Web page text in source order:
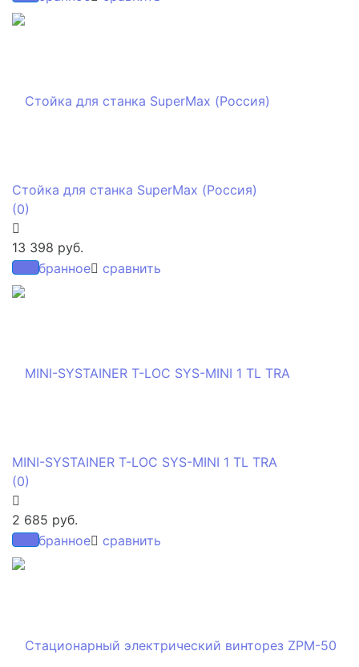
избранное сравнить
Стойка для станка SuperMax (Россия)
(0)
13 398 руб.
избранное сравнить
MINI-SYSTAINER T-LOC SYS-MINI 1 TL TRA
(0)
2 685 руб.